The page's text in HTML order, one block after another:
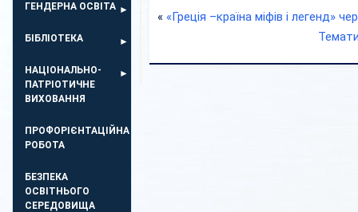
ГЕНДЕРНА ОСВІТА
БІБЛІОТЕКА
НАЦІОНАЛЬНО-
ПАТРІОТИЧНЕ
ВИХОВАННЯ
ПРОФОРІЄНТАЦІЙНА
РОБОТА
БЕЗПЕКА
ОСВIТНЬОГО
СЕРЕДОВИЩА
« «Греція –країна міфів і легенд»